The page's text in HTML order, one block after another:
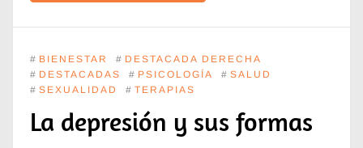
# BIENESTAR # DESTACADA DERECHA
# DESTACADAS # PSICOLOGÍA # SALUD
# SEXUALIDAD # TERAPIAS
La depresión y sus formas